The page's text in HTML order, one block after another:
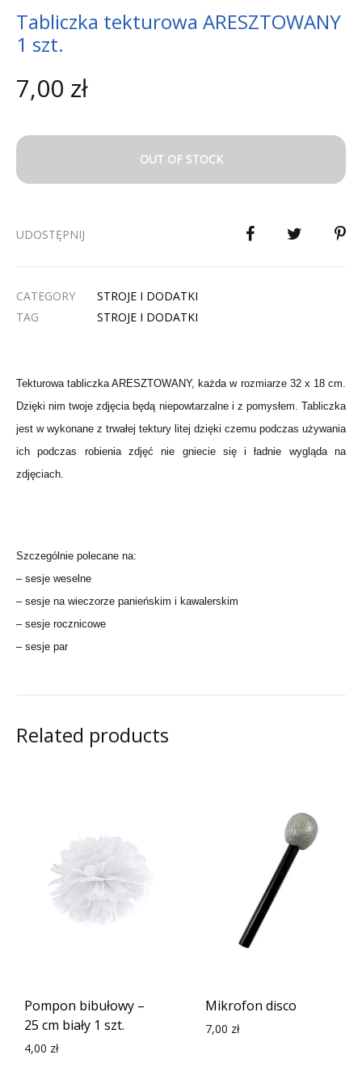
Tabliczka tekturowa ARESZTOWANY
1 szt.
7,00 zł
OUT OF STOCK
UDOSTĘPNIJ
CATEGORY
STROJE I DODATKI
TAG
STROJE I DODATKI
Tekturowa tabliczka ARESZTOWANY, każda w rozmiarze 32 x 18 cm.
Dzięki nim twoje zdjęcia będą niepowtarzalne i z pomysłem. Tabliczka
jest w wykonane z trwałej tektury litej dzięki czemu podczas używania
ich podczas robienia zdjęć nie gniecie się i ładnie wygląda na
zdjęciach.
Szczególnie polecane na:
– sesje weselne
– sesje na wieczorze panieńskim i kawalerskim
– sesje rocznicowe
– sesje par
Related products
Pompon bibułowy –
25 cm biały 1 szt.
4,00 zł
Mikrofon disco
7,00 zł